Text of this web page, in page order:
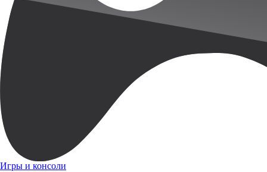
Игры и консоли